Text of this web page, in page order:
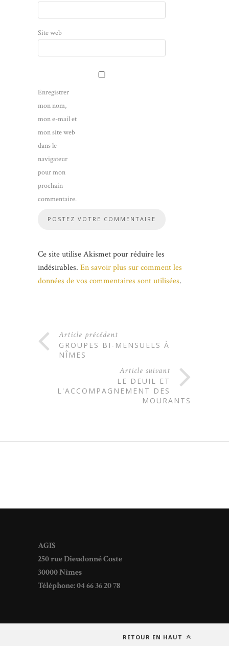
Site web
Enregistrer
mon nom,
mon e-mail et
mon site web
dans le
navigateur
pour mon
prochain
commentaire.
Ce site utilise Akismet pour réduire les
indésirables. En savoir plus sur comment les
données de vos commentaires sont utilisées.
Article précédent
GROUPES BI-MENSUELS À
NÎMES
Article suivant
LE DEUIL ET
L'ACCOMPAGNEMENT DES
MOURANTS
AGIS
250 rue Dieudonné Coste
30000 Nîmes
Téléphone: 04 66 36 20 78
RETOUR EN HAUT